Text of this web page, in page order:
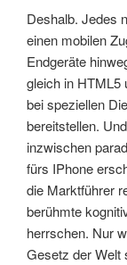
Deshalb. Jedes
einen mobilen
Endgeräte
gleich in HTML5
bei speziellen
bereitstellen.
inzwischen
fürs IPhone
die Marktführer
berühmte
herrschen. Nur
Gesetz der Welt